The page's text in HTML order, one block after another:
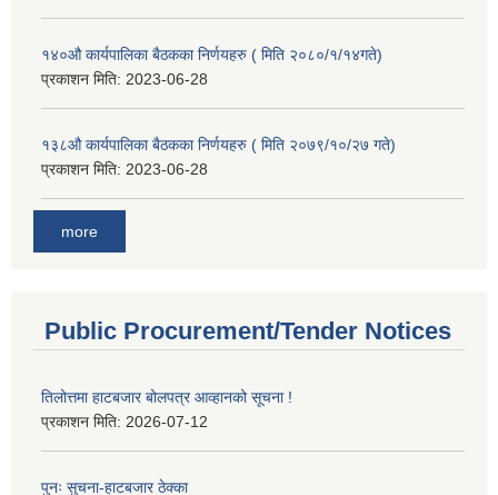
१४०औ कार्यपालिका बैठकका निर्णयहरु ( मिति २०८०/१/१४गते)
प्रकाशन मिति: 2023-06-28
१३८औ कार्यपालिका बैठकका निर्णयहरु ( मिति २०७९/१०/२७ गते)
प्रकाशन मिति: 2023-06-28
more
Public Procurement/Tender Notices
तिलोत्तमा हाटबजार बोलपत्र आव्हानको सूचना !
प्रकाशन मिति: 2026-07-12
पुनः सुचना-हाटबजार ठेक्का